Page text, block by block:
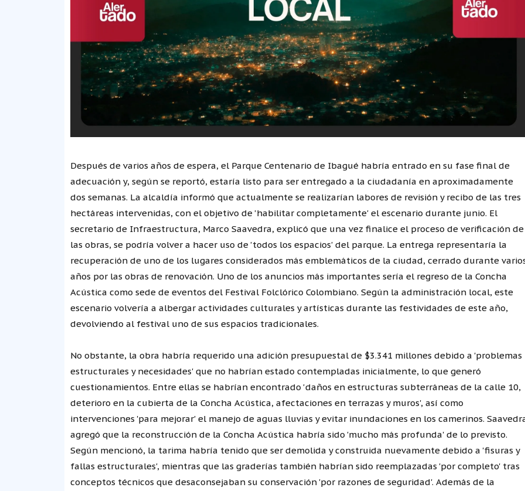
Después de varios años de espera, el Parque Centenario de Ibagué habría entrado en su fase final de
adecuación y, según se reportó, estaría listo para ser entregado a la ciudadanía en aproximadamente
dos semanas. La alcaldía informó que actualmente se realizarían labores de revisión y recibo de las tres
hectáreas intervenidas, con el objetivo de 'habilitar completamente' el escenario durante junio. El
secretario de Infraestructura, Marco Saavedra, explicó que una vez finalice el proceso de verificación de
las obras, se podría volver a hacer uso de 'todos los espacios' del parque. La entrega representaría la
recuperación de uno de los lugares considerados más emblemáticos de la ciudad, cerrado durante
años por las obras de renovación. Uno de los anuncios más importantes sería el regreso de la Concha
Acústica como sede de eventos del Festival Folclórico Colombiano. Según la administración local, este
escenario volvería a albergar actividades culturales y artísticas durante las festividades de este año,
devolviendo al festival uno de sus espacios tradicionales.
No obstante, la obra habría requerido una adición presupuestal de $3.341 millones debido a 'problemas
estructurales y necesidades' que no habrían estado contempladas inicialmente, lo que generó
cuestionamientos. Entre ellas se habrían encontrado 'daños en estructuras subterráneas de la calle 10,
deterioro en la cubierta de la Concha Acústica, afectaciones en terrazas y muros', así como
intervenciones 'para mejorar' el manejo de aguas lluvias y evitar inundaciones en los camerinos.
agregó que la reconstrucción de la Concha Acústica habría sido 'mucho más profunda' de lo previsto.
Según mencionó, la tarima habría tenido que ser demolida y construida nuevamente debido a 'fisuras y
fallas estructurales', mientras que las graderías también habrían sido reemplazadas 'por completo' tras
conceptos técnicos que desaconsejaban su conservación 'por razones de seguridad'. Además de la